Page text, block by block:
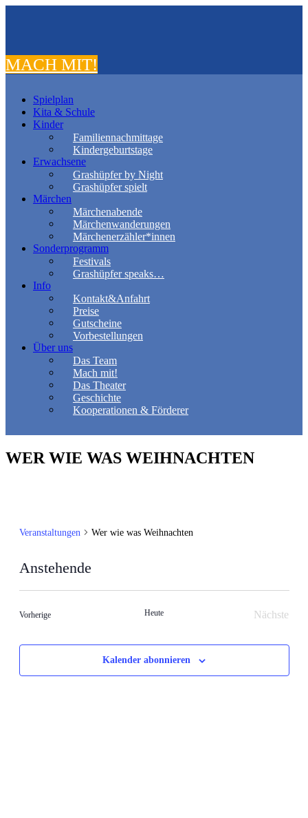
MACH MIT!
Spielplan
Kita & Schule
Kinder
Familiennachmittage
Kindergeburtstage
Erwachsene
Grashüpfer by Night
Grashüpfer spielt
Märchen
Märchenabende
Märchenwanderungen
Märchenerzähler*innen
Sonderprogramm
Festivals
Grashüpfer speaks…
Info
Kontakt&Anfahrt
Preise
Gutscheine
Vorbestellungen
Über uns
Das Team
Mach mit!
Das Theater
Geschichte
Kooperationen & Förderer
WER WIE WAS WEIHNACHTEN
Veranstaltungen Wer wie was Weihnachten
Anstehende
VorherigeVeranstaltungen Heute
Nächste
Kalender abonnieren